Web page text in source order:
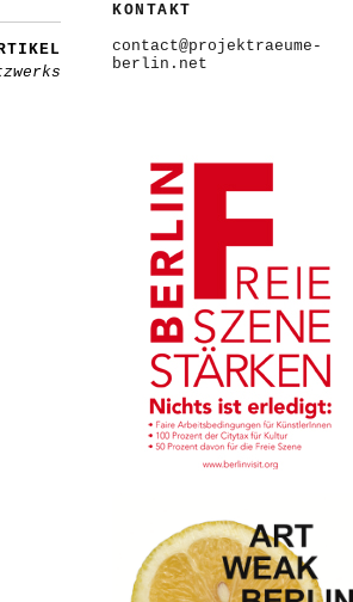
KONTAKT
contact@projektraeume-
berlin.net